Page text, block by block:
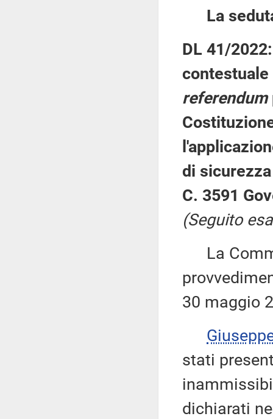
La
DL 41/
referendum
di
C. 3591
(Seguito
La
30 maggio
stati
dichiarati